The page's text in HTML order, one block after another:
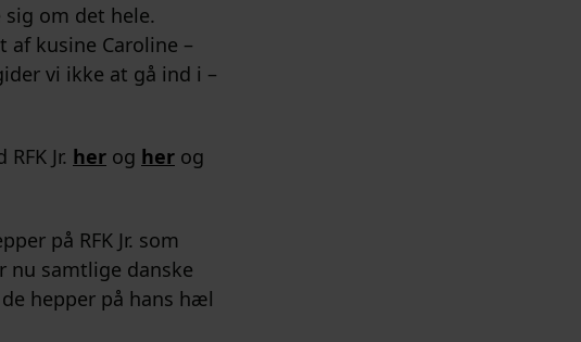
om det hele.
kusine Caroline –
vi ikke at gå ind i –
Jr. her og her og
på RFK Jr. som
nu samtlige danske
hepper på hans hæl